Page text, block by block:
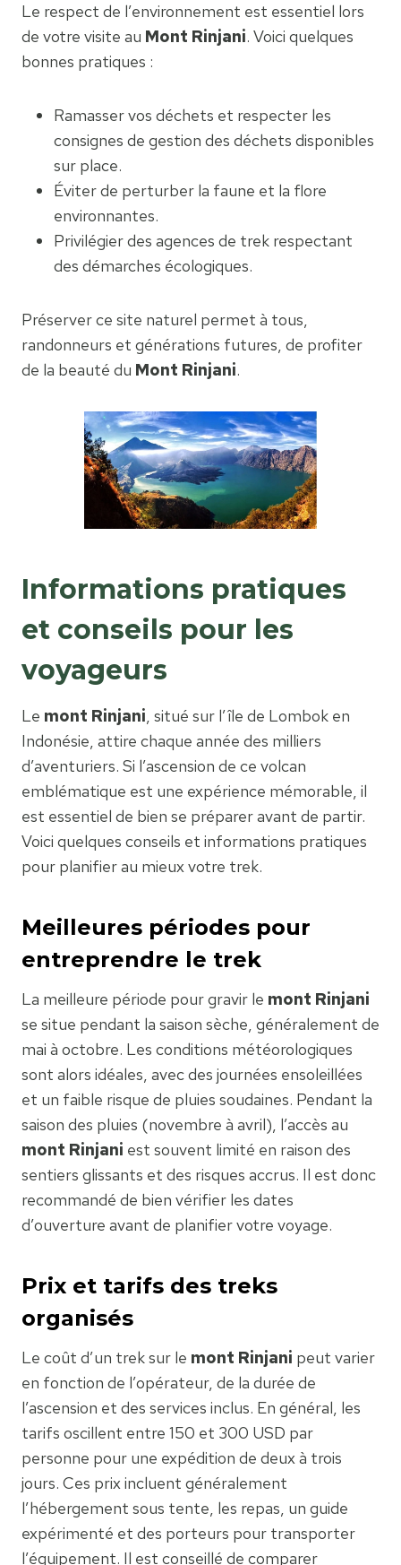
Le respect de l’environnement est essentiel lors
de votre visite au Mont Rinjani. Voici quelques
bonnes pratiques :
Ramasser vos déchets et respecter les
consignes de gestion des déchets disponibles
sur place.
Éviter de perturber la faune et la flore
environnantes.
Privilégier des agences de trek respectant
des démarches écologiques.
Préserver ce site naturel permet à tous,
randonneurs et générations futures, de profiter
de la beauté du Mont Rinjani.
Informations pratiques
et conseils pour les
voyageurs
Le mont Rinjani, situé sur l’île de Lombok en
Indonésie, attire chaque année des milliers
d’aventuriers. Si l’ascension de ce volcan
emblématique est une expérience mémorable, il
est essentiel de bien se préparer avant de partir.
Voici quelques conseils et informations pratiques
pour planifier au mieux votre trek.
Meilleures périodes pour
entreprendre le trek
La meilleure période pour gravir le mont Rinjani
se situe pendant la saison sèche, généralement de
mai à octobre. Les conditions météorologiques
sont alors idéales, avec des journées ensoleillées
et un faible risque de pluies soudaines. Pendant la
saison des pluies (novembre à avril), l’accès au
mont Rinjani est souvent limité en raison des
sentiers glissants et des risques accrus. Il est donc
recommandé de bien vérifier les dates
d’ouverture avant de planifier votre voyage.
Prix et tarifs des treks
organisés
Le coût d’un trek sur le mont Rinjani peut varier
en fonction de l’opérateur, de la durée de
l’ascension et des services inclus. En général, les
tarifs oscillent entre 150 et 300 USD par
personne pour une expédition de deux à trois
jours. Ces prix incluent généralement
l’hébergement sous tente, les repas, un guide
expérimenté et des porteurs pour transporter
l’équipement. Il est conseillé de comparer